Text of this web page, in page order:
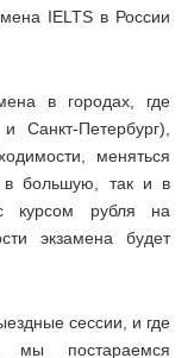
IELTS в России
в городах, где
Санкт-Петербург),
меняться
в большую, так и в
курсом рубля на
экзамена будет
сессии, и где
мы постараемся